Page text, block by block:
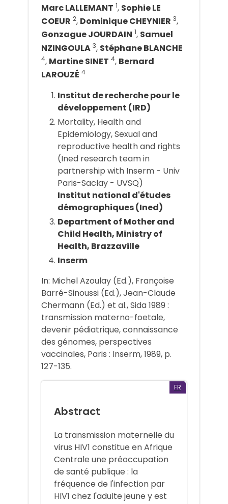
Marc LALLEMANT 1, Sophie LE
COEUR 2, Dominique CHEYNIER 3,
Gonzague JOURDAIN 1, Samuel
NZINGOULA 3, Stéphane BLANCHE
4, Martine SINET 4, Bernard
LAROUZÉ 4
Institut de recherche pour le
développement (IRD)
Mortality, Health and
Epidemiology, Sexual and
reproductive health and rights
(Ined research team in
partnership with Inserm - Univ
Paris-Saclay - UVSQ)
Institut national d'études
démographiques (Ined)
Department of Mother and
Child Health, Ministry of
Health, Brazzaville
Inserm
In: Michel Azoulay (Ed.), Françoise
Barré-Sinoussi (Ed.), Jean-Claude
Chermann (Ed.) et al., Sida 1989 :
transmission materno-foetale,
devenir pédiatrique, connaissance
des génomes, perspectives
vaccinales, Paris : Inserm, 1989, p.
127-135.
FR
Abstract
La transmission maternelle du
virus HIV1 constitue en Afrique
Centrale une préoccupation
de santé publique : la
fréquence de l'infection par
HIV1 chez l'adulte jeune y est